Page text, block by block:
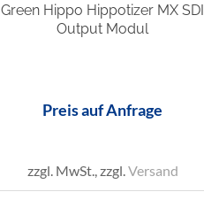
Green Hippo Hippotizer MX SDI
Output Modul
Preis auf Anfrage
zzgl. MwSt., zzgl.Versand